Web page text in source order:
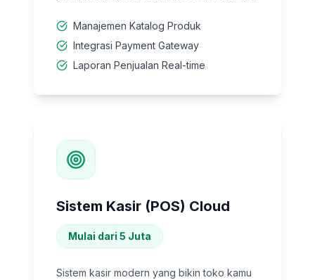
Manajemen Katalog Produk
Integrasi Payment Gateway
Laporan Penjualan Real-time
Sistem Kasir (POS) Cloud
Mulai dari 5 Juta
Sistem kasir modern yang bikin toko kamu